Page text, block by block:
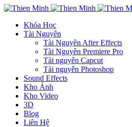
Khóa Học
Tài Nguyên
Tài Nguyên After Effects
Tài Nguyên Premiere Pro
Tài nguyên Capcut
Tài nguyên Photoshop
Sound Effects
Kho Ảnh
Kho Video
3D
Blog
Liên Hệ